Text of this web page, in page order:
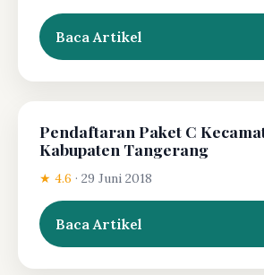
Baca Artikel
Pendaftaran Paket C
Kabupaten Tangerang
★ 4.6 · 29 Juni 2018
Baca Artikel